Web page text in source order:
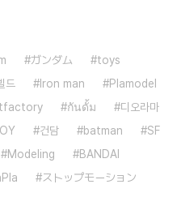
ガンダム
toys
드 Iron man
Plamodel
กันดั้ม
디오라마
건담 batman
SF
Modeling
BANDAI
ストップモーション